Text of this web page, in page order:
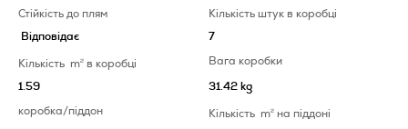
Стійкість до плям
Відповідає
Кількість штук в коробці
7
Кількість m2 в коробці
1.59
Вага коробки
31.42 kg
коробка/піддон Кількістьm2 на піддоні